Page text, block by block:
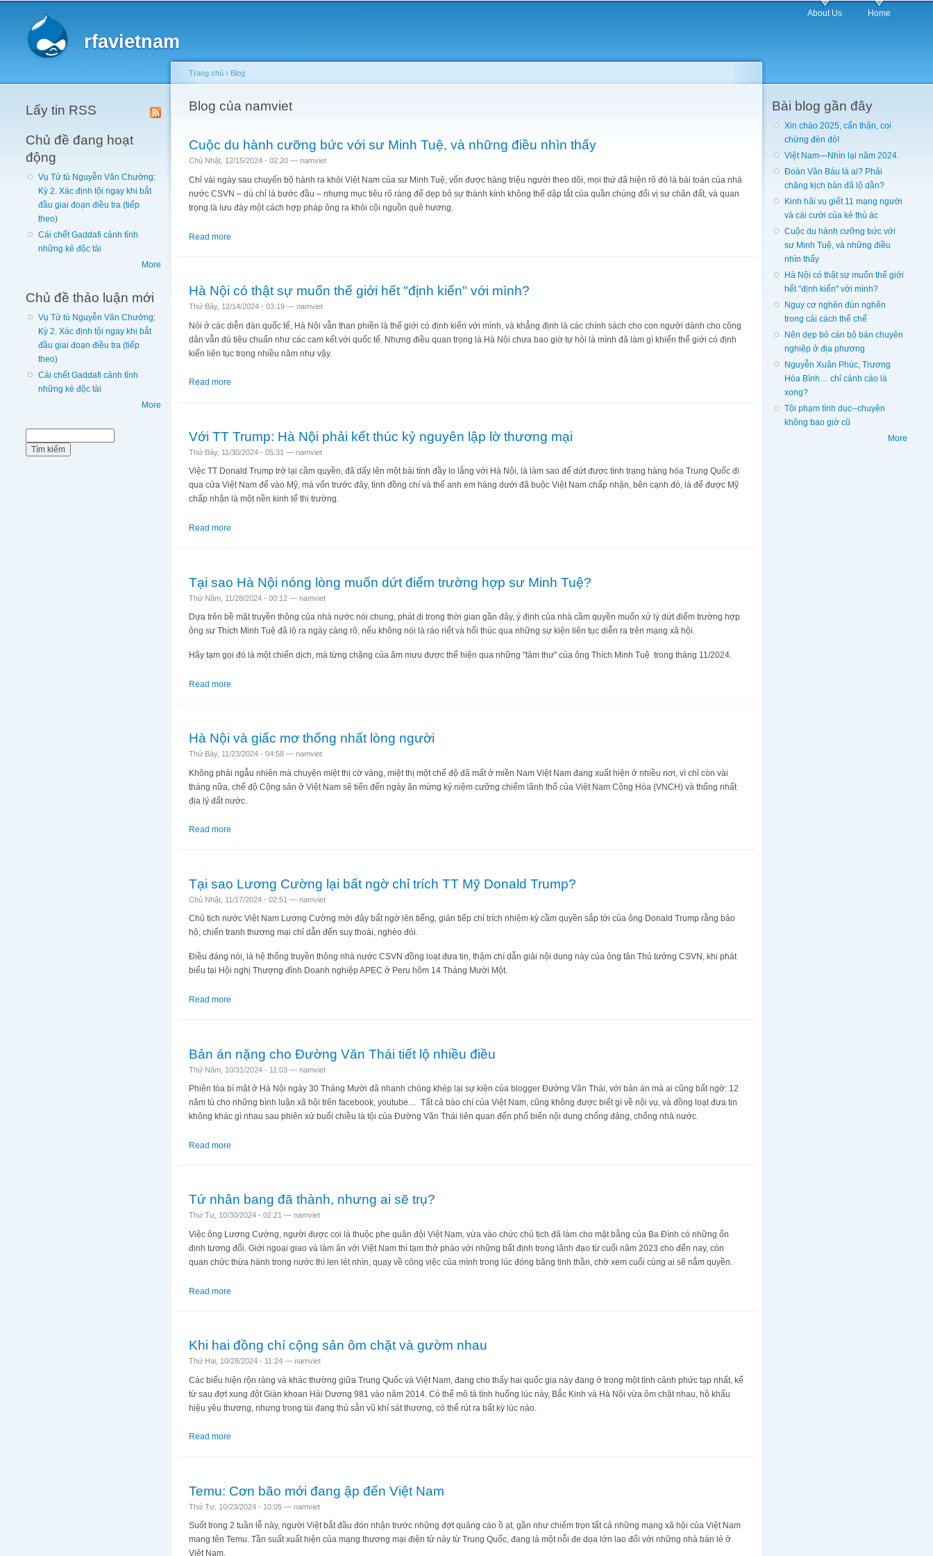
rfavietnam
About Us Home
Lấy tin RSS
Chủ đề đang hoạt
động
Vụ Tử tù Nguyễn Văn Chưởng:
Kỳ 2. Xác định tội ngay khi bắt
đầu giai đoạn điều tra (tiếp
theo)
Cái chết Gaddafi cảnh tỉnh
những kẻ độc tài
More
Chủ đề thảo luận mới
Vụ Tử tù Nguyễn Văn Chưởng:
Kỳ 2. Xác định tội ngay khi bắt
đầu giai đoạn điều tra (tiếp
theo)
Cái chết Gaddafi cảnh tỉnh
những kẻ độc tài
More
You are here
Trang chủ › Blog
Blog của namviet
Cuộc du hành cưỡng bức với sư Minh Tuệ, và những điều nhìn thấy
Chủ Nhật, 12/15/2024 - 02:20 — namviet
Chỉ vài ngày sau chuyến bộ hành ra khỏi Việt Nam của sư Minh Tuệ, vốn được hàng triệu người theo dõi, mọi thứ đã hiện rõ đó là bài toán của nhà
nước CSVN – dù chỉ là bước đầu – nhưng mục tiêu rõ ràng để dẹp bỏ sự thành kính không thể dập tắt của quần chúng đối vị sư chân đất, và quan
trọng là lưu đày một cách hợp pháp ông ra khỏi cội nguồn quê hương.
Read more
Hà Nội có thật sự muốn thế giới hết "định kiến" với mình?
Thứ Bảy, 12/14/2024 - 03:19 — namviet
Nói ở các diễn đàn quốc tế, Hà Nội vẫn than phiền là thế giới có định kiến với mình, và khẳng định là các chính sách cho con người dành cho công
dân vẫn đủ tiêu chuẩn như các cam kết với quốc tế. Nhưng điều quan trọng là Hà Nội chưa bao giờ tự hỏi là mình đã làm gì khiến thế giới có định
kiến liên tục trong nhiều năm như vậy.
Read more
Với TT Trump: Hà Nội phải kết thúc kỷ nguyên lập lờ thương mại
Thứ Bảy, 11/30/2024 - 05:31 — namviet
Việc TT Donald Trump trở lại cầm quyền, đã dấy lên một bài tính đầy lo lắng với Hà Nội, là làm sao để dứt được tình trạng hàng hóa Trung Quốc đi
qua cửa Việt Nam để vào Mỹ, mà vốn trước đây, tình đồng chí và thế anh em hàng dưới đã buộc Việt Nam chấp nhận, bên cạnh đó, là để được Mỹ
chấp nhận là một nền kinh tế thị trường.
Read more
Tại sao Hà Nội nóng lòng muốn dứt điểm trường hợp sư Minh Tuệ?
Thứ Năm, 11/28/2024 - 00:12 — namviet
Dựa trên bề mặt truyền thông của nhà nước nói chung, phát đi trong thời gian gần đây, ý định của nhà cầm quyền muốn xử lý dứt điểm trường hợp
ông sư Thích Minh Tuệ đã lộ ra ngày càng rõ, nếu không nói là ráo riết và hối thúc qua những sự kiện liên tục diễn ra trên mạng xã hội.
Hãy tạm gọi đó là một chiến dịch, mà từng chặng của âm mưu được thể hiện qua những "tâm thư" của ông Thích Minh Tuệ trong tháng 11/2024.
Read more
Hà Nội và giấc mơ thống nhất lòng người
Thứ Bảy, 11/23/2024 - 04:58 — namviet
Không phải ngẫu nhiên mà chuyện miệt thị cờ vàng, miệt thị một chế độ đã mất ở miền Nam Việt Nam đang xuất hiện ở nhiều nơi, vì chỉ còn vài
tháng nữa, chế độ Cộng sản ở Việt Nam sẽ tiến đến ngày ăn mừng kỷ niệm cưỡng chiếm lãnh thổ của Việt Nam Cộng Hòa (VNCH) và thống nhất
địa lý đất nước.
Read more
Tại sao Lương Cường lại bất ngờ chỉ trích TT Mỹ Donald Trump?
Chủ Nhật, 11/17/2024 - 02:51 — namviet
Chủ tịch nước Việt Nam Lương Cường mới đây bất ngờ lên tiếng, gián tiếp chỉ trích nhiệm kỳ cầm quyền sắp tới của ông Donald Trump rằng bảo
hộ, chiến tranh thương mại chỉ dẫn đến suy thoái, nghèo đói.
Điều đáng nói, là hệ thống truyền thông nhà nước CSVN đồng loạt đưa tin, thậm chí dẫn giải nội dung này của ông tân Thủ tướng CSVN, khi phát
biểu tại Hội nghị Thượng đỉnh Doanh nghiệp APEC ở Peru hôm 14 Tháng Mười Một.
Read more
Bản án nặng cho Đường Văn Thái tiết lộ nhiều điều
Thứ Năm, 10/31/2024 - 11:03 — namviet
Phiên tòa bí mật ở Hà Nội ngày 30 Tháng Mười đã nhanh chóng khép lại sự kiện của blogger Đường Văn Thái, với bản án mà ai cũng bất ngờ: 12
năm tù cho những bình luận xã hội trên facebook, youtube… Tất cả báo chí của Việt Nam, cũng không được biết gì về nội vụ, và đồng loạt đưa tin
không khác gì nhau sau phiên xử buổi chiều là tội của Đường Văn Thái liên quan đến phổ biến nội dung chống đảng, chống nhà nước.
Read more
Tứ nhân bang đã thành, nhưng ai sẽ trụ?
Thứ Tư, 10/30/2024 - 02:21 — namviet
Việc ông Lương Cường, người được coi là thuộc phe quân đội Việt Nam, vừa vào chức chủ tịch đã làm cho mặt bằng của Ba Đình có những ổn
định tương đối. Giới ngoại giao và làm ăn với Việt Nam thì tạm thở phào với những bất định trong lãnh đạo từ cuối năm 2023 cho đến nay, còn
quan chức thừa hành trong nước thì len lét nhìn, quay về công việc của mình trong lúc đóng băng tinh thần, chờ xem cuối cùng ai sẽ nắm quyền.
Read more
Khi hai đồng chí cộng sản ôm chặt và gườm nhau
Thứ Hai, 10/28/2024 - 11:24 — namviet
Các biểu hiện rộn ràng và khác thường giữa Trung Quốc và Việt Nam, đang cho thấy hai quốc gia này đang ở trong một tình cảnh phức tạp nhất, kể
từ sau đợt xung đột Giàn khoan Hải Dương 981 vào năm 2014. Có thể mô tả tình huống lúc này, Bắc Kinh và Hà Nội vừa ôm chặt nhau, hô khẩu
hiệu yêu thương, nhưng trong túi đang thủ sẳn vũ khí sát thương, có thể rút ra bất kỳ lúc nào.
Read more
Temu: Cơn bão mới đang ập đến Việt Nam
Thứ Tư, 10/23/2024 - 10:05 — namviet
Suốt trong 2 tuần lễ này, người Việt bắt đầu đón nhận trước những đợt quảng cáo ồ ạt, gần như chiếm trọn tất cả những mạng xã hội của Việt Nam
mang tên Temu. Tần suất xuất hiện của mạng thương mại điện tử này từ Trung Quốc, đang là một nỗi đe dọa lớn lao đối với những nhà bán lẻ ở
Việt Nam.
Bài blog gần đây
Xin chào 2025, cẩn thận, coi
chừng đèn đỏ!
Việt Nam—Nhìn lại năm 2024.
Đoàn Văn Báu là ai? Phải
chăng kịch bản đã lộ dần?
Kinh hãi vụ giết 11 mạng người
và cái cười của kẻ thủ ác
Cuộc du hành cưỡng bức với
sư Minh Tuệ, và những điều
nhìn thấy
Hà Nội có thật sự muốn thế giới
hết "định kiến" với mình?
Nguy cơ nghẽn đùn nghẽn
trong cải cách thể chế
Nên dẹp bỏ cán bộ bán chuyên
nghiệp ở địa phương
Nguyễn Xuân Phúc, Trương
Hòa Bình… chỉ cảnh cáo là
xong?
Tội phạm tình dục--chuyện
không bao giờ cũ
More